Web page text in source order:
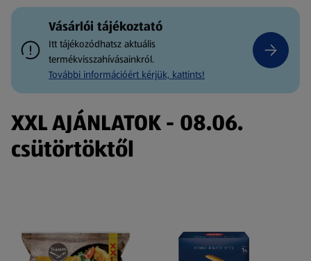
Vásárlói tájékoztató
Itt tájékozódhatsz aktuális
termékvisszahívásainkról.
További információért kérjük, kattints!
XXL AJÁNLATOK - 08.06.
csütörtöktől